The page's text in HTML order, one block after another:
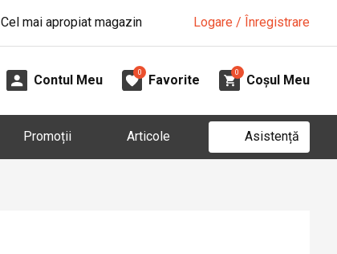
Cel mai apropiat magazin Logare / Înregistrare
Contul Meu
0
Favorite
0
Coșul Meu
Promoții Articole Asistență